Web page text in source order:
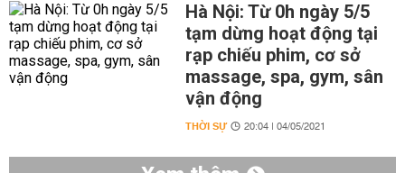
Hà Nội: Từ 0h ngày 5/5
tạm dừng hoạt động tại
rạp chiếu phim, cơ sở
massage, spa, gym, sân
vận động
THỜI SỰ 20:04 | 04/05/2021